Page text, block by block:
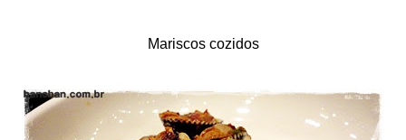
Mariscos cozidos